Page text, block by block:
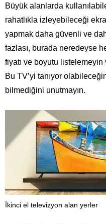
Büyük alanlarda
rahatlıkla izleyebileceği
yapmak daha güvenli ve
fazlası, burada neredeyse
fiyatı ve boyutu
Bu TV’yi tanıyor
bilmediğini unutmayın.
İkinci el televizyon alan yerler